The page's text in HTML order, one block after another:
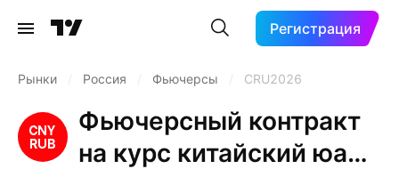
Регистрация
Рынки Россия Фьючерсы CRU2026
Фьючерсный контракт
на курс китайский юань